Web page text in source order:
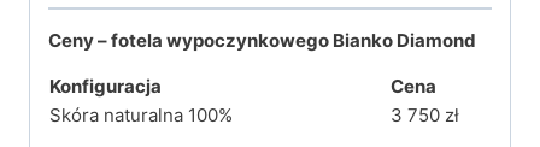
Ceny – fotela wypoczynkowego Bianko Diamond
Konfiguracja
Cena
Skóra naturalna 100%
3 750 zł